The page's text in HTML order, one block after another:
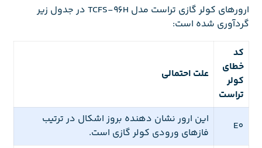
ارورهای کولر گازی تراست مدل TCFS-96H در جدول زیر
گردآوری شده است:
کد
خطای
کولر
تراست
علت احتمالی
E0
این ارور نشان دهنده بروز اشکال در ترتیب
فازهای ورودی کولر گازی است.